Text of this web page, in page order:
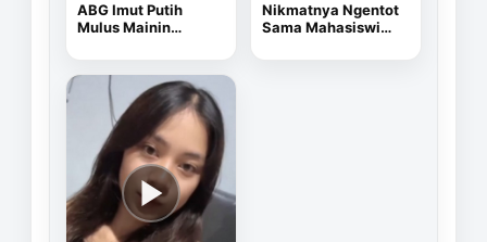
ABG Imut Putih
Mulus Mainin
Nikmatnya Ngentot
Sama Mahasiswi